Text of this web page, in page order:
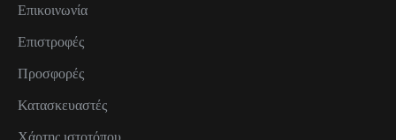
Επικοινωνία
Επιστροφές
Προσφορές
Κατασκευαστές